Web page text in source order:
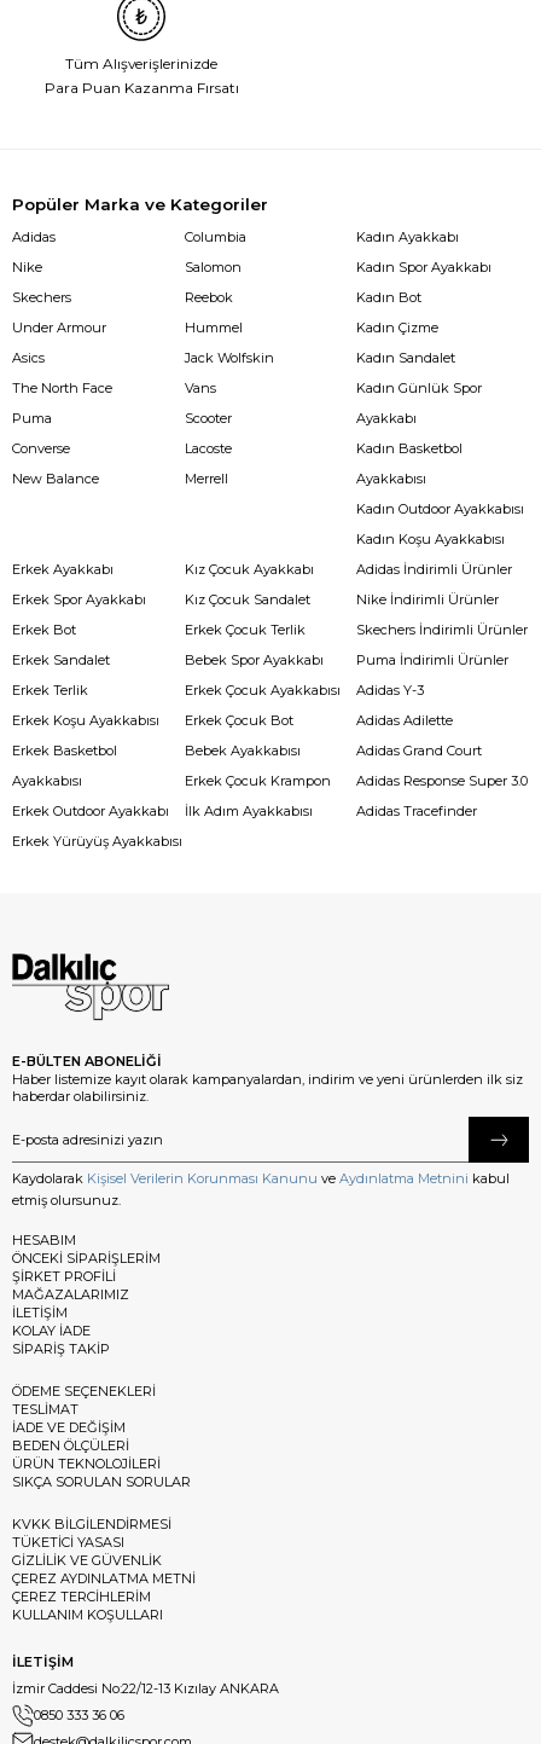
Tüm Alışverişlerinizde
Para Puan Kazanma Fırsatı
Popüler Marka ve Kategoriler
Adidas
Nike
Skechers
Under Armour
Asics
The North Face
Puma
Converse
New Balance
Columbia
Salomon
Reebok
Hummel
Jack Wolfskin
Vans
Scooter
Lacoste
Merrell
Kadın Ayakkabı
Kadın Spor Ayakkabı
Kadın Bot
Kadın Çizme
Kadın Sandalet
Kadın Günlük Spor
Ayakkabı
Kadın Basketbol
Ayakkabısı
Kadın Outdoor Ayakkabısı
Kadın Koşu Ayakkabısı
Erkek Ayakkabı
Erkek Spor Ayakkabı
Erkek Bot
Erkek Sandalet
Erkek Terlik
Erkek Koşu Ayakkabısı
Erkek Basketbol
Ayakkabısı
Erkek Outdoor Ayakkabı
Erkek Yürüyüş Ayakkabısı
Kız Çocuk Ayakkabı
Kız Çocuk Sandalet
Erkek Çocuk Terlik
Bebek Spor Ayakkabı
Erkek Çocuk Ayakkabısı
Erkek Çocuk Bot
Bebek Ayakkabısı
Erkek Çocuk Krampon
İlk Adım Ayakkabısı
Adidas İndirimli Ürünler
Nike İndirimli Ürünler
Skechers İndirimli Ürünler
Puma İndirimli Ürünler
Adidas Y-3
Adidas Adilette
Adidas Grand Court
Adidas Response Super 3.0
Adidas Tracefinder
E-BÜLTEN ABONELİĞİ
Haber listemize kayıt olarak kampanyalardan, indirim ve yeni ürünlerden ilk siz
haberdar olabilirsiniz.
Kaydolarak Kişisel Verilerin Korunması Kanunu ve Aydınlatma Metnini kabul
etmiş olursunuz.
HESABIM
ÖNCEKİ SİPARİŞLERİM
ŞİRKET PROFİLİ
MAĞAZALARIMIZ
İLETİŞİM
KOLAY İADE
SİPARİŞ TAKİP
ÖDEME SEÇENEKLERİ
TESLİMAT
İADE VE DEĞİŞİM
BEDEN ÖLÇÜLERİ
ÜRÜN TEKNOLOJİLERİ
SIKÇA SORULAN SORULAR
KVKK BİLGİLENDİRMESİ
TÜKETİCİ YASASI
GİZLİLİK VE GÜVENLİK
ÇEREZ AYDINLATMA METNİ
ÇEREZ TERCİHLERİM
KULLANIM KOŞULLARI
İLETİŞİM
İzmir Caddesi No:22/12-13 Kızılay ANKARA
0850 333 36 06